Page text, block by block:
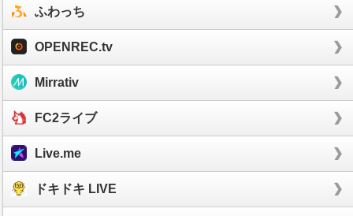
ふわっち
OPENREC.tv
Mirrativ
FC2ライブ
Live.me
ドキドキ LIVE